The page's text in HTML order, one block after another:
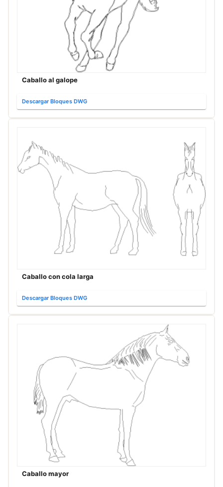
Caballo al galope
Descargar Bloques DWG
Caballo con cola larga
Descargar Bloques DWG
Caballo mayor